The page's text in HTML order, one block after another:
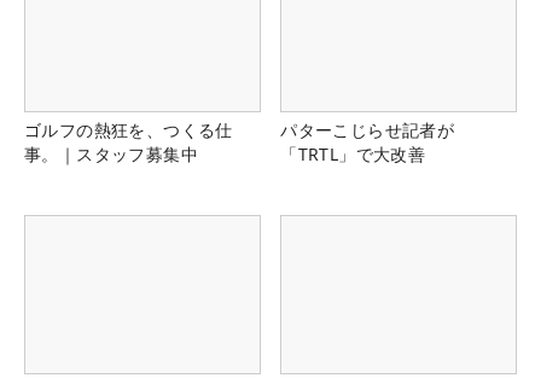
ゴルフの熱狂を、つくる仕
事。｜スタッフ募集中
パターこじらせ記者が
「TRTL」で大改善